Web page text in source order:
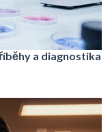
a diagnostika